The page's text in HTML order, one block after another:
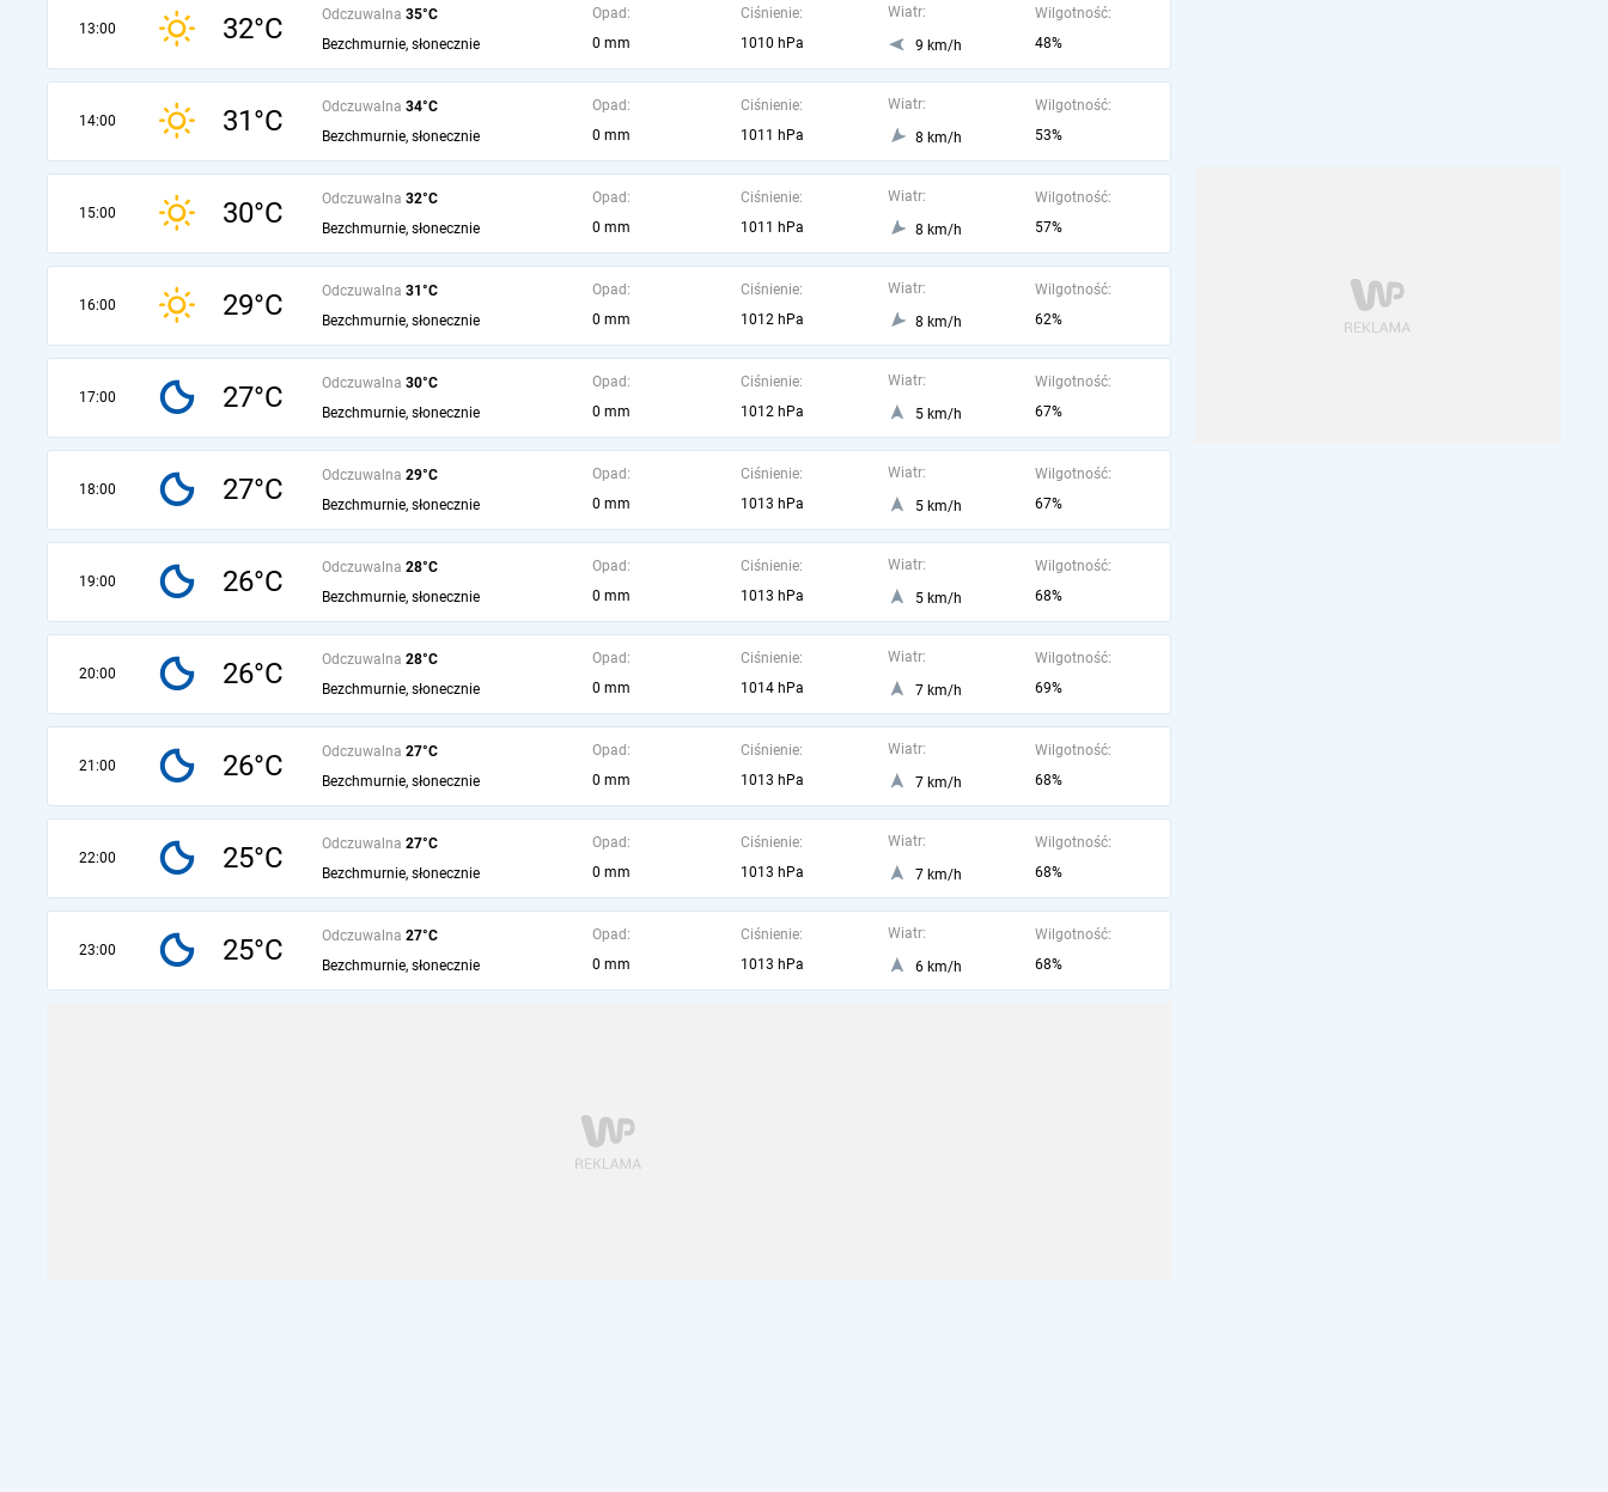
13:00 32°C Odczuwalna 35°C
Bezchmurnie, słonecznie
Opad:
0 mm
Ciśnienie:
1010 hPa
Wiatr:
9 km/h
Wilgotność:
48%
14:00 31°C Odczuwalna 34°C
Bezchmurnie, słonecznie
Opad:
0 mm
Ciśnienie:
1011 hPa
Wiatr:
8 km/h
Wilgotność:
53%
15:00 30°C Odczuwalna 32°C
Bezchmurnie, słonecznie
Opad:
0 mm
Ciśnienie:
1011 hPa
Wiatr:
8 km/h
Wilgotność:
57%
16:00 29°C Odczuwalna 31°C
Bezchmurnie, słonecznie
Opad:
0 mm
Ciśnienie:
1012 hPa
Wiatr:
8 km/h
Wilgotność:
62%
17:00 27°C Odczuwalna 30°C
Bezchmurnie, słonecznie
Opad:
0 mm
Ciśnienie:
1012 hPa
Wiatr:
5 km/h
Wilgotność:
67%
18:00 27°C Odczuwalna 29°C
Bezchmurnie, słonecznie
Opad:
0 mm
Ciśnienie:
1013 hPa
Wiatr:
5 km/h
Wilgotność:
67%
19:00 26°C Odczuwalna 28°C
Bezchmurnie, słonecznie
Opad:
0 mm
Ciśnienie:
1013 hPa
Wiatr:
5 km/h
Wilgotność:
68%
20:00 26°C Odczuwalna 28°C
Bezchmurnie, słonecznie
Opad:
0 mm
Ciśnienie:
1014 hPa
Wiatr:
7 km/h
Wilgotność:
69%
21:00 26°C Odczuwalna 27°C
Bezchmurnie, słonecznie
Opad:
0 mm
Ciśnienie:
1013 hPa
Wiatr:
7 km/h
Wilgotność:
68%
22:00 25°C Odczuwalna 27°C
Bezchmurnie, słonecznie
Opad:
0 mm
Ciśnienie:
1013 hPa
Wiatr:
7 km/h
Wilgotność:
68%
23:00 25°C Odczuwalna 27°C
Bezchmurnie, słonecznie
Opad:
0 mm
Ciśnienie:
1013 hPa
Wiatr:
6 km/h
Wilgotność:
68%